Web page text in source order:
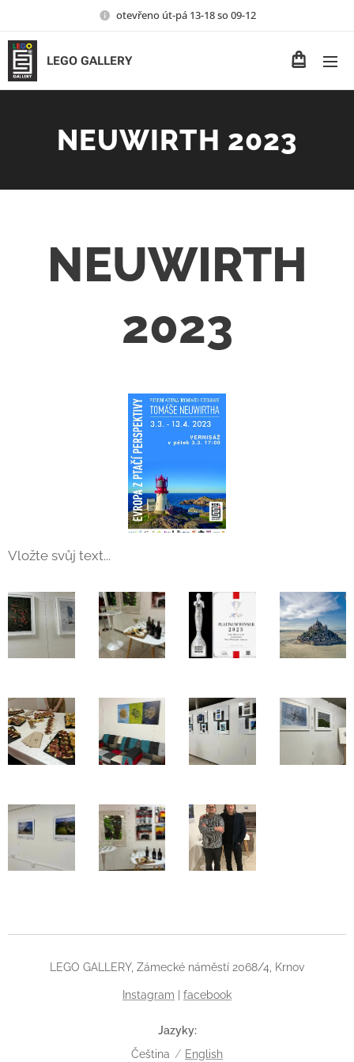
otevřeno út-pá 13-18 so 09-12
LEGO GALLERY
NEUWIRTH 2023
NEUWIRTH
2023
Vložte svůj text...
LEGO GALLERY, Zámecké náměstí 2068/4, Krnov
Instagram facebook
Jazyky
Čeština
English